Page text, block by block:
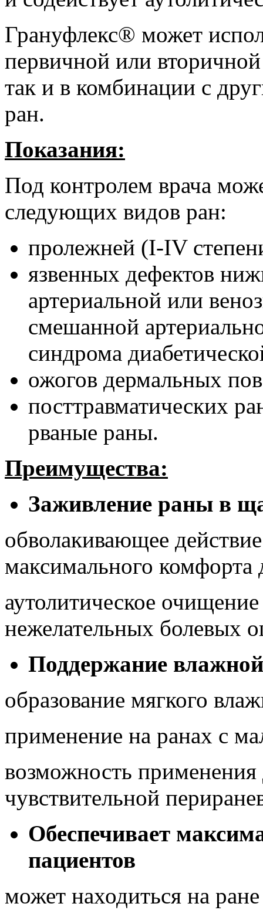
Грануфлекс® может
первичной или
так и в комбинации с
ран.
Показания:
Под контролем врача
следующих видов ран:
пролежней (I-IV
язвенных дефектов
артериальной или
смешанной
синдрома
ожогов дермальных
посттравматических
рваные раны.
Преимущества:
Заживление раны в
обволакивающее
максимального комфорта
аутолитическое
нежелательных болевых
Поддержание
образование мягкого
применение на ранах с
возможность
чувствительной
Обеспечивает
пациентов
может находиться на